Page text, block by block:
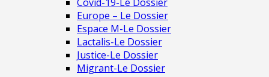
Europe – Le Dossier
Espace M-Le Dossier
Lactalis-Le Dossier
Justice-Le Dossier
Migrant-Le Dossier